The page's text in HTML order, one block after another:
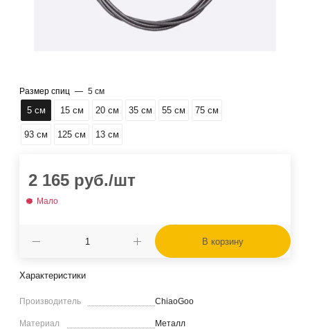
Размер спиц — 5 см
5 см 15 см 20 см 35 см 55 см 75 см
93 см 125 см 13 см
2 165 руб./шт
Мало
В корзину
Характеристики
Производитель ChiaoGoo
Материал Металл